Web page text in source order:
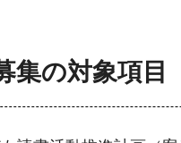
の対象項目